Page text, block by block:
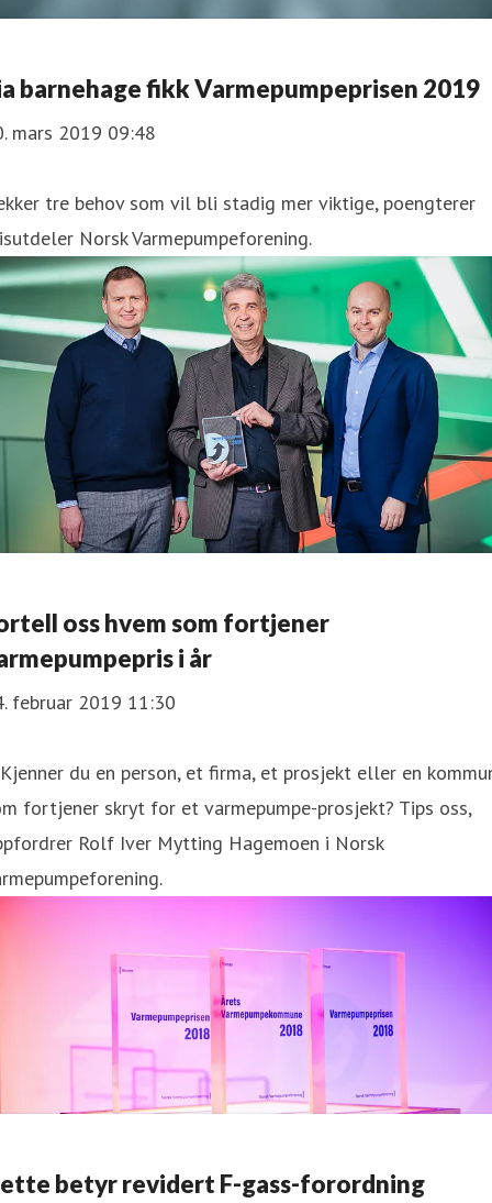
barnehage fikk Varmepumpeprisen 2019
mars 2019 09:48
tre behov som vil bli stadig mer viktige, poengterer
Norsk Varmepumpeforening.
oss hvem som fortjener
i år
februar 2019 11:30
du en person, et firma, et prosjekt eller en
fortjener skryt for et varmepumpe-prosjekt? Tips oss,
Rolf Iver Mytting Hagemoen i Norsk
betyr revidert F-gass-forordning